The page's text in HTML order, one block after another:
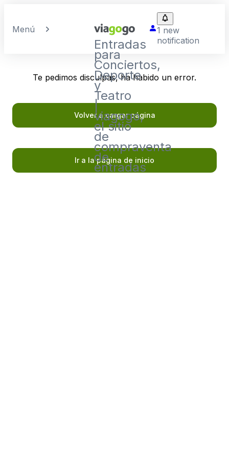
Menú
Entradas
para
Conciertos,
Deporte
y
Teatro
|
viagogo,
el sitio
de
compraventa
de
entradas
1 new
notification
Te pedimos disculpas, ha habido un error.
Volver a cargar página
Ir a la página de inicio